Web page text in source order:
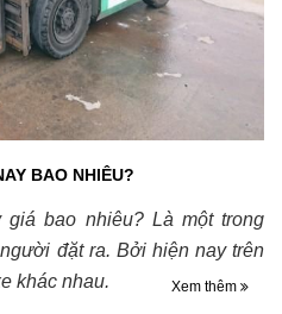
BAO NHIÊU?
giá bao nhiêu? Là một trong
đặt ra. Bởi hiện nay trên
khác nhau.
Xem thêm